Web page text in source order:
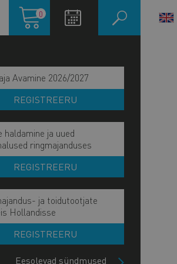
Ostukorv
0
Avamine 2026/2027
REGISTREERU
haldamine ja uued
ringmajanduses
REGISTREERU
ja toidutootjate
Hollandisse
REGISTREERU
Eesolevad sündmused
MÕJU JA EESMÄRK
TÖÖVÕIDUD